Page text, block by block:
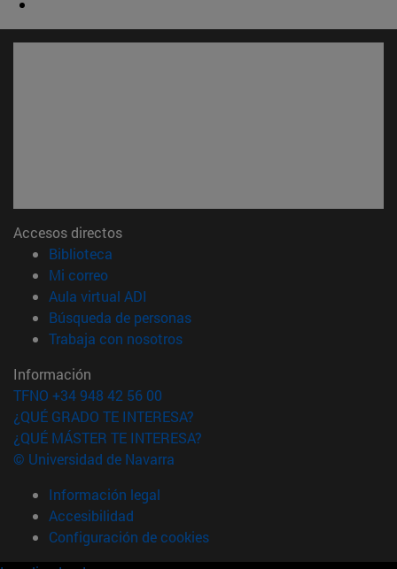
Accesos directos
Biblioteca
Mi correo(abre en nueva ventana)
Aula virtual ADI
Búsqueda de personas(abre en nueva ventana)
Trabaja con nosotros(abre en nueva ventana)
Información
TFNO +34 948 42 56 00
¿QUÉ GRADO TE INTERESA?
¿QUÉ MÁSTER TE INTERESA?
© Universidad de Navarra
Información legal
Accesibilidad
Configuración de cookies